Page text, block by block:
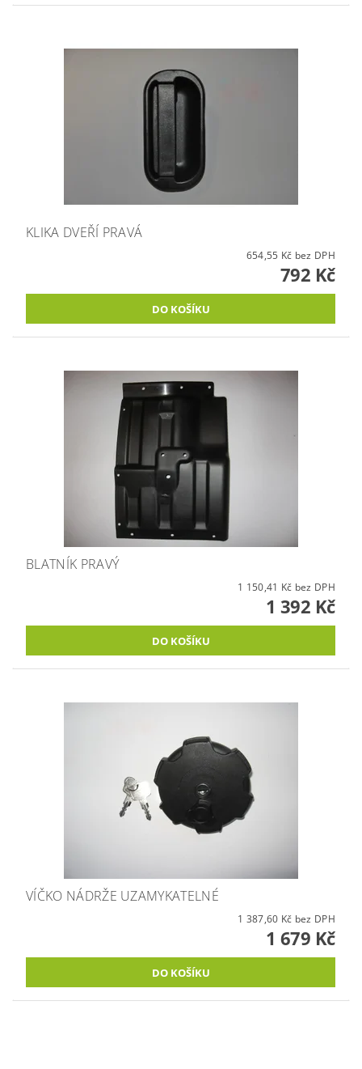
KLIKA DVEŘÍ PRAVÁ
654,55 Kč bez DPH
792 Kč
BLATNÍK PRAVÝ
1 150,41 Kč bez DPH
1 392 Kč
VÍČKO NÁDRŽE UZAMYKATELNÉ
1 387,60 Kč bez DPH
1 679 Kč